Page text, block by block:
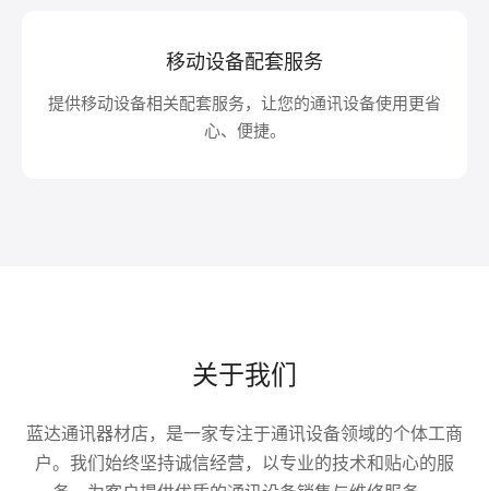
移动设备配套服务
提供移动设备相关配套服务，让您的通讯设备使用更省
心、便捷。
关于我们
蓝达通讯器材店，是一家专注于通讯设备领域的个体工商
户。我们始终坚持诚信经营，以专业的技术和贴心的服